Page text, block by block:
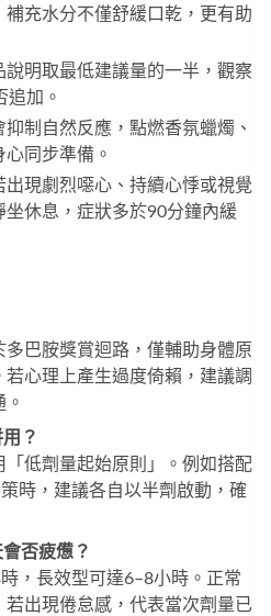
補充水分不僅舒緩口乾，更有助
說明取最低建議量的一半，觀察
追加。
抑制自然反應，點燃香氛蠟燭、
同步準備。
出現劇烈噁心、持續心悸或視覺
休息，症狀多於90分鐘內緩
巴胺獎賞迴路，僅輔助身體原
心理上產生過度倚賴，建議調
？
「低劑量起始原則」。例如搭配
時，建議各自以半劑啟動，確
否疲憊？
，長效型可達6–8小時。正常
出現倦怠感，代表當次劑量已